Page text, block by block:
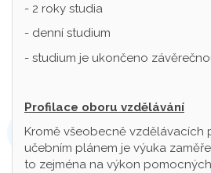
- 2 roky studia
- denní studium
- studium je ukončeno
Profilace oboru vzdělávání
Kromě všeobecně vzdělávacích
učebním plánem je výuka
to zejména na výkon